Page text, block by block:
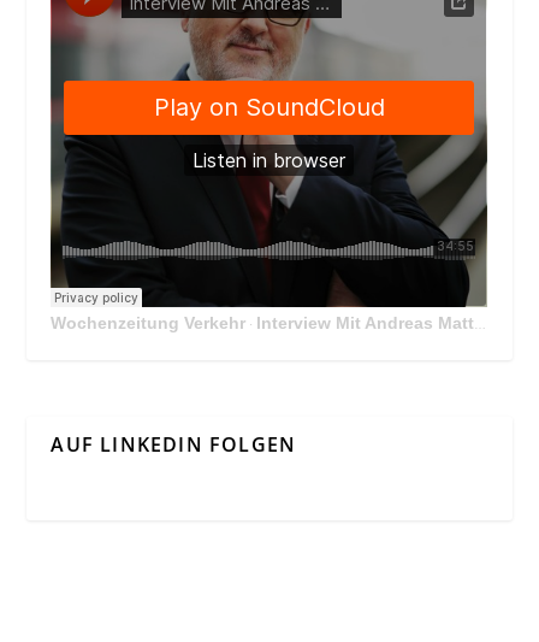
Wochenzeitung Verkehr · Interview Mit Andreas Matthä, CEO der ÖBB Holding
AUF LINKEDIN FOLGEN